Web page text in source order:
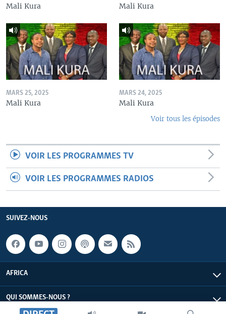
Mali Kura Mali Kura
MARS 25, 2025
Mali Kura
MARS 24, 2025
Mali Kura
Voir tous les épisodes
VOIR LES PROGRAMMES TV
VOIR LES PROGRAMMES RADIOS
SUIVEZ-NOUS
AFRICA
QUI SOMMES-NOUS ?